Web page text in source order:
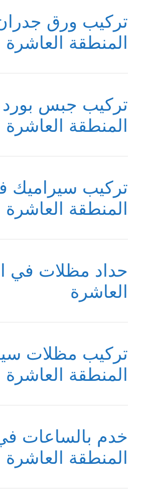
تركيب ورق
المنطقة العاشرة
تركيب جبس
المنطقة العاشرة
تركيب سيراميك
المنطقة العاشرة
حداد مظلات في
العاشرة
تركيب مظلات
المنطقة العاشرة
خدم بالساعات
المنطقة العاشرة